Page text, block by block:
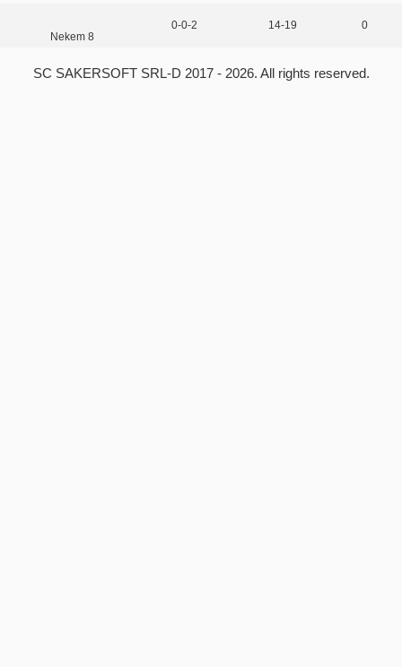
Nekem 8
0-0-2 14-19 0
SC SAKERSOFT SRL-D 2017 - 2026. All rights reserved.